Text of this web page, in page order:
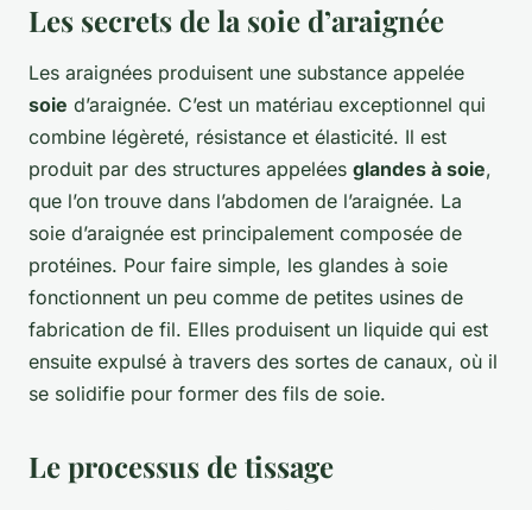
Les secrets de la soie d’araignée
Les araignées produisent une substance appelée
soie d’araignée. C’est un matériau exceptionnel qui
combine légèreté, résistance et élasticité. Il est
produit par des structures appelées glandes à soie,
que l’on trouve dans l’abdomen de l’araignée. La
soie d’araignée est principalement composée de
protéines. Pour faire simple, les glandes à soie
fonctionnent un peu comme de petites usines de
fabrication de fil. Elles produisent un liquide qui est
ensuite expulsé à travers des sortes de canaux, où il
se solidifie pour former des fils de soie.
Le processus de tissage